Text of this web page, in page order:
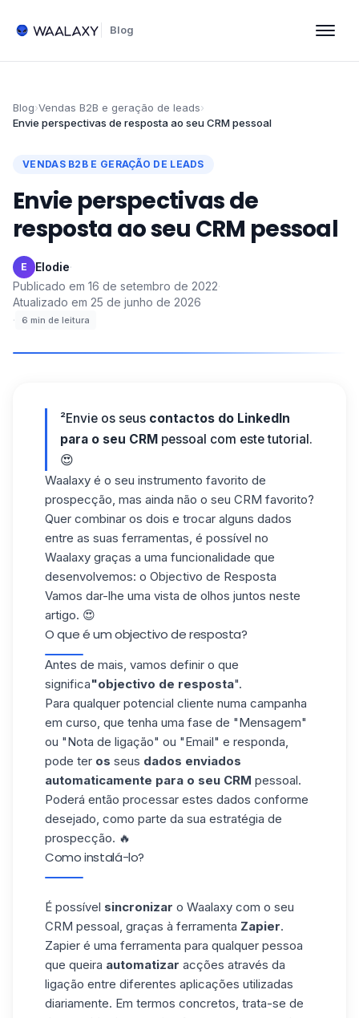
Blog
Blog›Vendas B2B e geração de leads›
Envie perspectivas de resposta ao seu CRM pessoal
VENDAS B2B E GERAÇÃO DE LEADS
Envie perspectivas de
resposta ao seu CRM pessoal
E Elodie·
Publicado em 16 de setembro de 2022·
Atualizado em 25 de junho de 2026
·
6 min de leitura
²Envie os seus contactos do LinkedIn
para o seu CRM pessoal com este tutorial.
😍
Waalaxy é o seu instrumento favorito de
prospecção, mas ainda não o seu CRM favorito?
Quer combinar os dois e trocar alguns dados
entre as suas ferramentas, é possível no
Waalaxy graças a uma funcionalidade que
desenvolvemos: o Objectivo de Resposta
Vamos dar-lhe uma vista de olhos juntos neste
artigo. 😍
O que é um objectivo de resposta?
Antes de mais, vamos definir o que
significa"objectivo de resposta".
Para qualquer potencial cliente numa campanha
em curso, que tenha uma fase de "Mensagem"
ou "Nota de ligação" ou "Email" e responda,
pode ter os seus dados enviados
automaticamente para o seu CRM pessoal.
Poderá então processar estes dados conforme
desejado, como parte da sua estratégia de
prospecção. 🔥
Como instalá-lo?
É possível sincronizar o Waalaxy com o seu
CRM pessoal, graças à ferramenta Zapier.
Zapier é uma ferramenta para qualquer pessoa
que queira automatizar acções através da
ligação entre diferentes aplicações utilizadas
diariamente. Em termos concretos, trata-se de